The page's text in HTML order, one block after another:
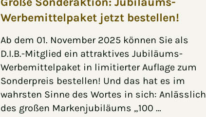
Werbemittelpaket jetzt bestellen!
Ab dem 01. November 2025 können Sie als
D.I.B.-Mitglied ein attraktives Jubiläums-
Werbemittelpaket in limitierter Auflage zum
Sonderpreis bestellen! Und das hat es im
wahrsten Sinne des Wortes in sich: Anlässlich
des großen Markenjubiläums „100 …